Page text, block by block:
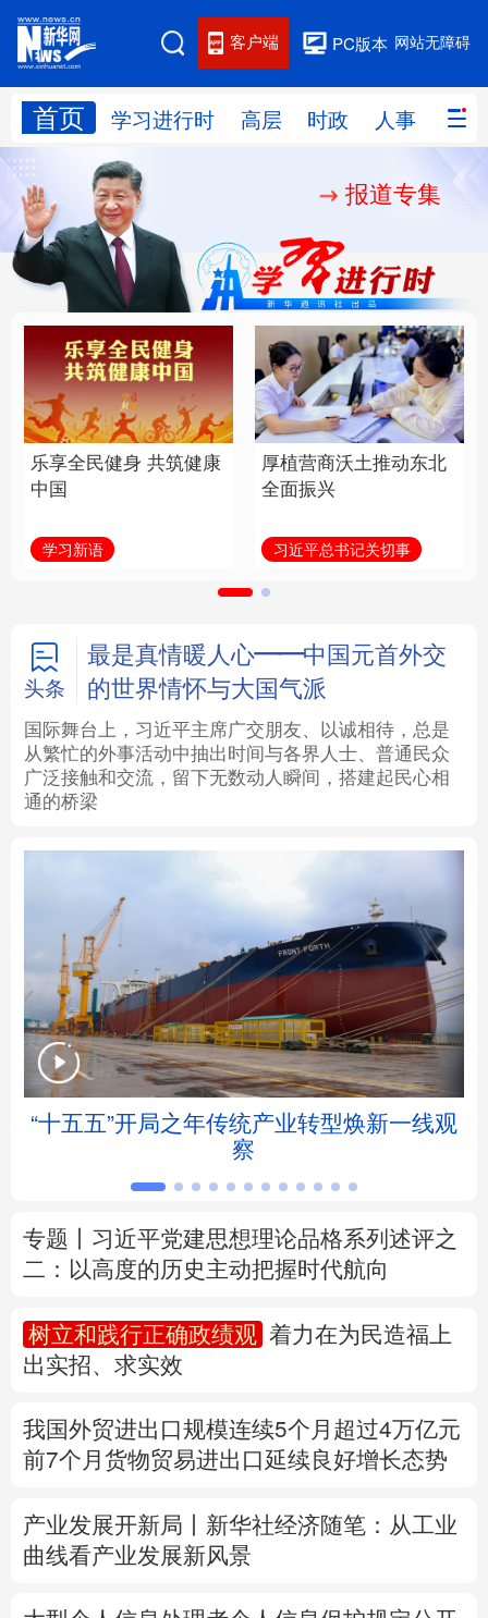
网站无障碍
PC版本
客户端
首页 学习进行时 高层 时政 人事 国际
网站地图
学习进行时 人事
国际 财经 网评
思客智库 全球连线 教育
科技 科创 量子 体育
文化 书画 健康 军事
访谈 视频 图片 政务
学术中国 乡村振兴 银龄 溯源中国
城市 旅游 能源
彩票 娱乐 时尚 悦读
公益
地方频道
北京 天津 河北 山西
辽宁 吉林 上海 江苏
浙江 安徽 福建 江西
河南 湖北
广东 广西 海南 重庆
陕西 甘肃
English Español
报道专集
乐享全民健身 共筑健康
中国
学习新语
厚植营商沃土推动东北
全面振兴
习近平总书记关切事
头条
最是真情暖人心——中国元首外交
的世界情怀与大国气派
国际舞台上，习近平主席广交朋友、以诚相待，总是
从繁忙的外事活动中抽出时间与各界人士、普通民众
广泛接触和交流，留下无数动人瞬间，搭建起民心相
通的桥梁
“十五五”开局之年传统产业转型焕新一线观
察
专题丨 习近平党建思想理论品格系列述评之
二：以高度的历史主动把握时代航向
树立和践行正确政绩观
着力在为民造福上
出实招、求实效
我国外贸进出口规模连续5个月超过4万亿元
前7个月货物贸易进出口延续良好增长态势
产业发展开新局丨 新华社经济随笔：从工业
曲线看产业发展新风景